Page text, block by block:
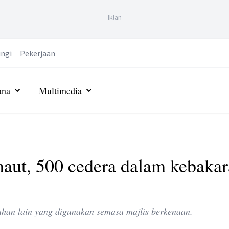
- Iklan -
Pekerjaan
Multimedia
500 cedera dalam
lain yang digunakan semasa majlis berkenaan.